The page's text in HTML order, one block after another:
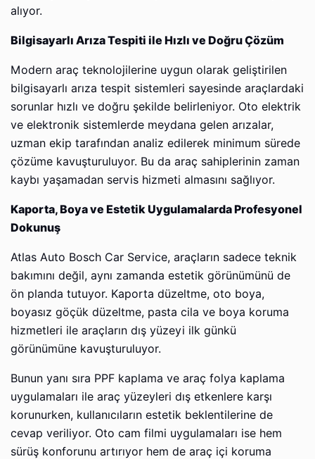
alıyor.
Bilgisayarlı Arıza Tespiti ile Hızlı ve Doğru Çözüm
Modern araç teknolojilerine uygun olarak geliştirilen
bilgisayarlı arıza tespit sistemleri sayesinde araçlardaki
sorunlar hızlı ve doğru şekilde belirleniyor. Oto elektrik
ve elektronik sistemlerde meydana gelen arızalar,
uzman ekip tarafından analiz edilerek minimum sürede
çözüme kavuşturuluyor. Bu da araç sahiplerinin zaman
kaybı yaşamadan servis hizmeti almasını sağlıyor.
Kaporta, Boya ve Estetik Uygulamalarda Profesyonel
Dokunuş
Atlas Auto Bosch Car Service, araçların sadece teknik
bakımını değil, aynı zamanda estetik görünümünü de
ön planda tutuyor. Kaporta düzeltme, oto boya,
boyasız göçük düzeltme, pasta cila ve boya koruma
hizmetleri ile araçların dış yüzeyi ilk günkü
görünümüne kavuşturuluyor.
Bunun yanı sıra PPF kaplama ve araç folya kaplama
uygulamaları ile araç yüzeyleri dış etkenlere karşı
korunurken, kullanıcıların estetik beklentilerine de
cevap veriliyor. Oto cam filmi uygulamaları ise hem
sürüş konforunu artırıyor hem de araç içi koruma